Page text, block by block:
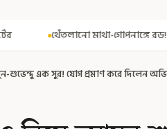
রড! বিজেপিশাসিত অসমে
শুভেন্দু এক সুর! যোগ প্রমাণ করে দিলেন